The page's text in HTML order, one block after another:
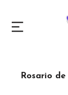
Rosario